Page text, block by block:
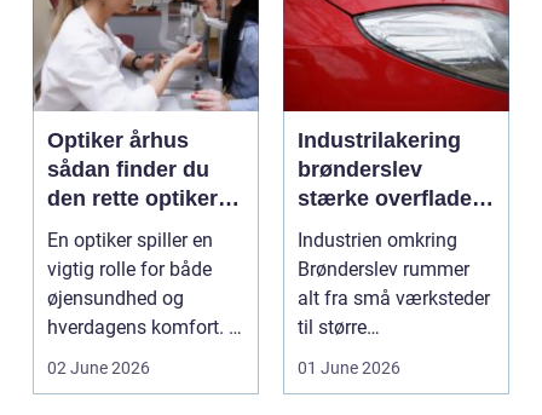
Optiker århus
sådan finder du
den rette optiker i
byen
En optiker spiller en
vigtig rolle for både
øjensundhed og
hverdagens komfort. I
en by som Aarhus, h...
02 June 2026
Industrilakering
brønderslev
stærke overflader
til industri og
erhverv
Industrien omkring
Brønderslev rummer
alt fra små værksteder
til større
produktionsvirksomhe
01 June 2026